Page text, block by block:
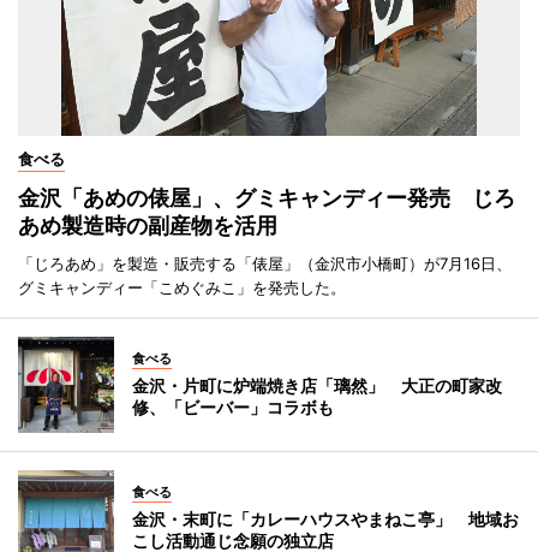
食べる
金沢「あめの俵屋」、グミキャンディー発売 じろ
あめ製造時の副産物を活用
「じろあめ」を製造・販売する「俵屋」（金沢市小橋町）が7月16日、
グミキャンディー「こめぐみこ」を発売した。
食べる
金沢・片町に炉端焼き店「璃然」 大正の町家改
修、「ビーバー」コラボも
食べる
金沢・末町に「カレーハウスやまねこ亭」 地域お
こし活動通じ念願の独立店